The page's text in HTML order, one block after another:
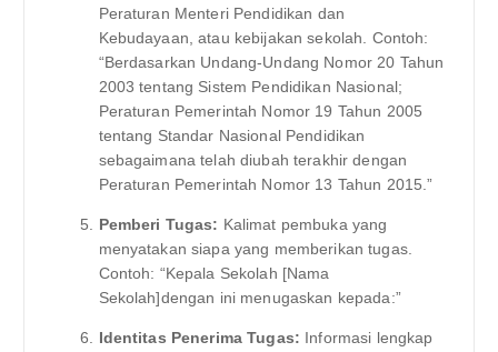
Peraturan Menteri Pendidikan dan
Kebudayaan, atau kebijakan sekolah. Contoh:
“Berdasarkan Undang-Undang Nomor 20 Tahun
2003 tentang Sistem Pendidikan Nasional;
Peraturan Pemerintah Nomor 19 Tahun 2005
tentang Standar Nasional Pendidikan
sebagaimana telah diubah terakhir dengan
Peraturan Pemerintah Nomor 13 Tahun 2015.”
Pemberi Tugas: Kalimat pembuka yang
menyatakan siapa yang memberikan tugas.
Contoh: “Kepala Sekolah [Nama
Sekolah]dengan ini menugaskan kepada:”
Identitas Penerima Tugas: Informasi lengkap